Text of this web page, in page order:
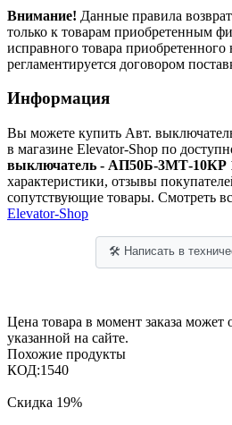
Внимание! Данные правила
только к товарам приобретенным
исправного товара
регламентируется договором
Информация
Вы можете купить Авт.
в магазине Elevator-Shop по
выключатель - АП50Б-3МТ-10КР
характеристики, отзывы
сопутствующие товары. Смотреть
Elevator-Shop
🛠 Написать в
Цена товара в момент заказа может
указанной на сайте.
Похожие продукты
КОД:1540
Скидка 19%